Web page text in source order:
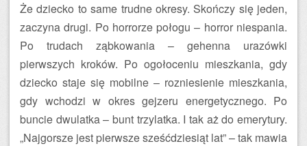
Że dziecko to same trudne okresy. Skończy się jeden,
zaczyna drugi. Po horrorze połogu – horror niespania.
Po trudach ząbkowania – gehenna urazówki
pierwszych kroków. Po ogołoceniu mieszkania, gdy
dziecko staje się mobilne – rozniesienie mieszkania,
gdy wchodzi w okres gejzeru energetycznego. Po
buncie dwulatka – bunt trzylatka. I tak aż do emerytury.
„Najgorsze jest pierwsze sześćdziesiąt lat” – tak mawia